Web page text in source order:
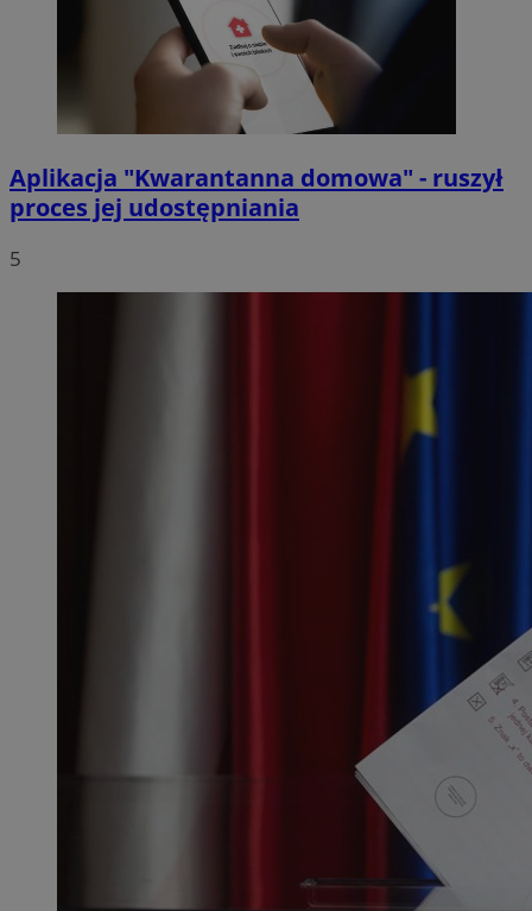
Aplikacja "Kwarantanna domowa" - ruszył
proces jej udostępniania
5